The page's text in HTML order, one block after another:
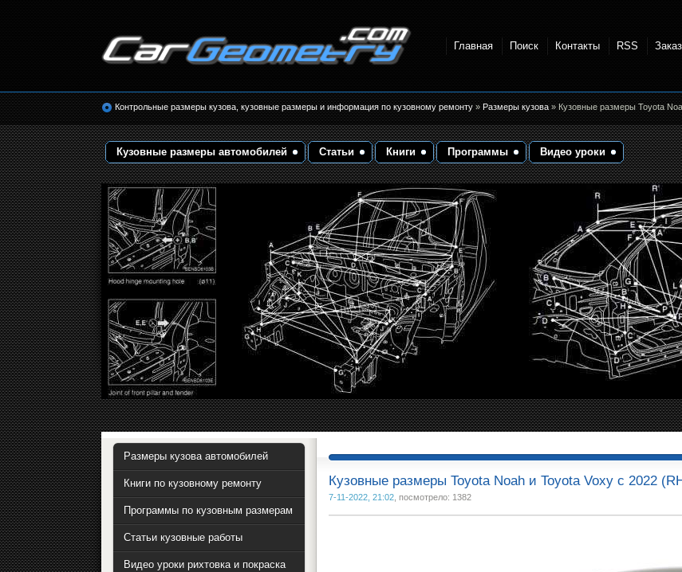
кузовные размеры. Геометрия кузова
Главная Поиск Контакты RSS
Контрольные размеры кузова, кузовные размеры и информация по кузовному ремонту»Размеры кузова» Кузовные размеры Toyota
Кузовные размеры автомобилей Статьи Книги Программы Видео уроки
Кузовные размеры Toyota Noah и Toyota Voxy с 2022
7-11-2022, 21:02, посмотрело: 1382
Размеры кузова автомобилей
Книги по кузовному ремонту
Программы по кузовным размерам
Статьи кузовные работы
Видео уроки рихтовка и покраска